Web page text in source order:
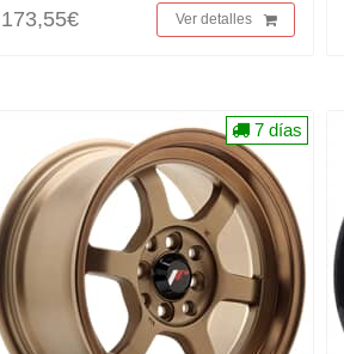
173,55€
Ver detalles
7 días